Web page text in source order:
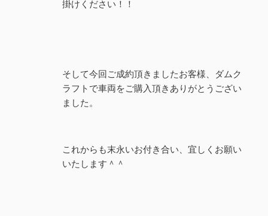
掛けください！！
そして今回ご成約頂きましたお客様、ダムク
ラフトで車両をご購入頂きありがとうござい
ました。
これからも末永いお付き合い、宜しくお願い
いたします＾＾